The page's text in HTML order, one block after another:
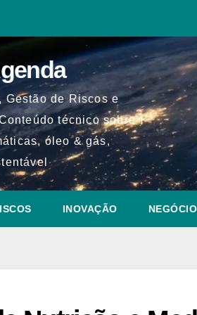
Gestão de Riscos e
técnico sobre
óleo & gás,
INOVAÇÃO